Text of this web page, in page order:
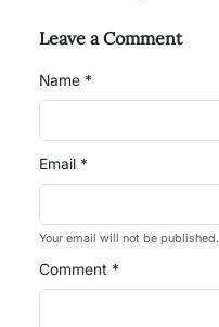
Leave a Comment
Name *
Email *
Your email will not be published.
Comment *